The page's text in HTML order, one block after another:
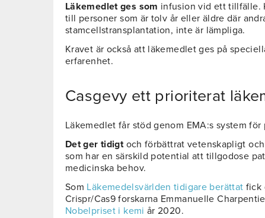
Läkemedlet ges som infusion vid ett tillfälle.
till personer som är tolv år eller äldre där
stamcellstransplantation, inte är lämpliga.
Kravet är också att läkemedlet ges på
erfarenhet.
Casgevy ett prioriterat
Läkemedlet får stöd genom EMA:s system
Det ger tidigtoch förbättrat vetenskapligt
som har en särskild potential att tillgodose
medicinska behov.
Som Läkemedelsvärlden tidigare berättat fick
Crispr/Cas9 forskarna Emmanuelle
Nobelpriset i kemi år 2020.